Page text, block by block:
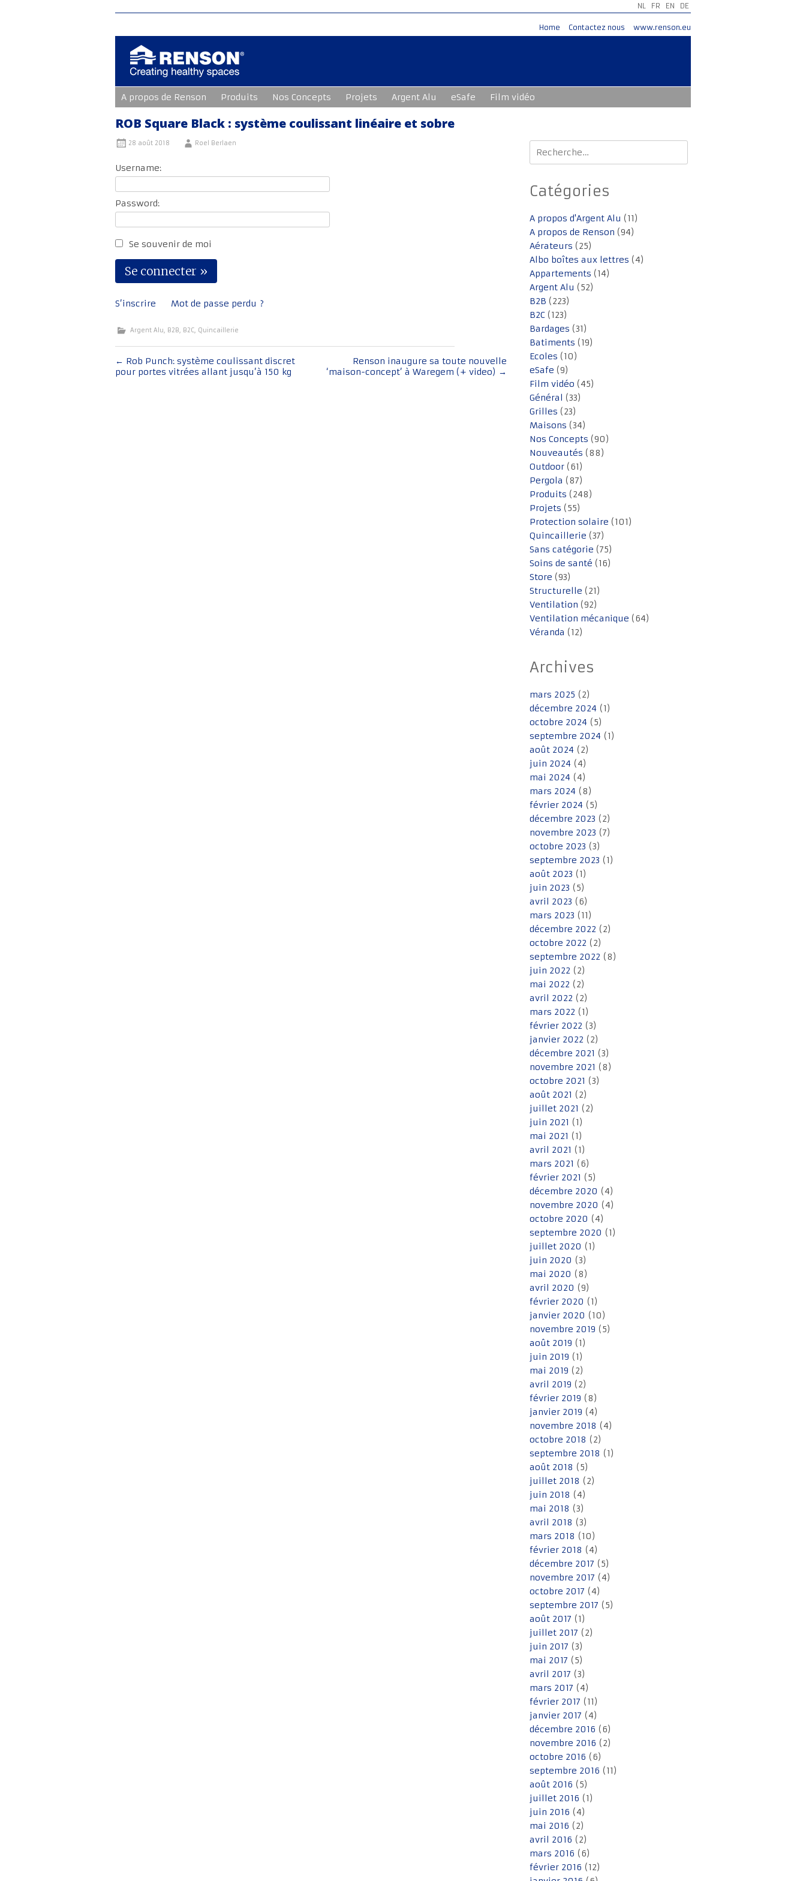
NL FR EN DE
Home Contactez nous www.renson.eu
au
contenu
principal
A propos de Renson Produits Nos Concepts Projets Argent Alu eSafe Film vidéo
ROB Square Black : système coulissant linéaire et sobre
28 août 2018 Roel Berlaen
Username:
Password:
Se souvenir de moi
S’inscrire Mot de passe perdu ?
Argent Alu, B2B, B2C, Quincaillerie
Navigation
de
← Rob Punch: système coulissant discret
pour portes vitrées allant jusqu’à 150 kg
Renson inaugure sa toute nouvelle
‘maison-concept’ à Waregem (+ video) →
Rechercher :
Catégories
A propos d'Argent Alu (11)
A propos de Renson (94)
Aérateurs (25)
Albo boîtes aux lettres (4)
Appartements (14)
Argent Alu (52)
B2B (223)
B2C (123)
Bardages (31)
Batiments (19)
Ecoles (10)
eSafe (9)
Film vidéo (45)
Général (33)
Grilles (23)
Maisons (34)
Nos Concepts (90)
Nouveautés (88)
Outdoor (61)
Pergola (87)
Produits (248)
Projets (55)
Protection solaire (101)
Quincaillerie (37)
Sans catégorie (75)
Soins de santé (16)
Store (93)
Structurelle (21)
Ventilation (92)
Ventilation mécanique (64)
Véranda (12)
Archives
mars 2025 (2)
décembre 2024 (1)
octobre 2024 (5)
septembre 2024 (1)
août 2024 (2)
juin 2024 (4)
mai 2024 (4)
mars 2024 (8)
février 2024 (5)
décembre 2023 (2)
novembre 2023 (7)
octobre 2023 (3)
septembre 2023 (1)
août 2023 (1)
juin 2023 (5)
avril 2023 (6)
mars 2023 (11)
décembre 2022 (2)
octobre 2022 (2)
septembre 2022 (8)
juin 2022 (2)
mai 2022 (2)
avril 2022 (2)
mars 2022 (1)
février 2022 (3)
janvier 2022 (2)
décembre 2021 (3)
novembre 2021 (8)
octobre 2021 (3)
août 2021 (2)
juillet 2021 (2)
juin 2021 (1)
mai 2021 (1)
avril 2021 (1)
mars 2021 (6)
février 2021 (5)
décembre 2020 (4)
novembre 2020 (4)
octobre 2020 (4)
septembre 2020 (1)
juillet 2020 (1)
juin 2020 (3)
mai 2020 (8)
avril 2020 (9)
février 2020 (1)
janvier 2020 (10)
novembre 2019 (5)
août 2019 (1)
juin 2019 (1)
mai 2019 (2)
avril 2019 (2)
février 2019 (8)
janvier 2019 (4)
novembre 2018 (4)
octobre 2018 (2)
septembre 2018 (1)
août 2018 (5)
juillet 2018 (2)
juin 2018 (4)
mai 2018 (3)
avril 2018 (3)
mars 2018 (10)
février 2018 (4)
décembre 2017 (5)
novembre 2017 (4)
octobre 2017 (4)
septembre 2017 (5)
août 2017 (1)
juillet 2017 (2)
juin 2017 (3)
mai 2017 (5)
avril 2017 (3)
mars 2017 (4)
février 2017 (11)
janvier 2017 (4)
décembre 2016 (6)
novembre 2016 (2)
octobre 2016 (6)
septembre 2016 (11)
août 2016 (5)
juillet 2016 (1)
juin 2016 (4)
mai 2016 (2)
avril 2016 (2)
mars 2016 (6)
février 2016 (12)